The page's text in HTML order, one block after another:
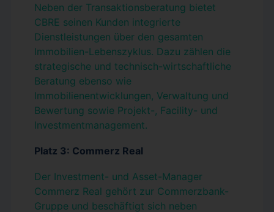
Neben der Transaktionsberatung bietet
CBRE seinen Kunden integrierte
Dienstleistungen über den gesamten
Immobilien-Lebenszyklus. Dazu zählen die
strategische und technisch-wirtschaftliche
Beratung ebenso wie
Immobilienentwicklungen, Verwaltung und
Bewertung sowie Projekt-, Facility- und
Investmentmanagement.
Platz 3: Commerz Real
Der Investment- und Asset-Manager
Commerz Real gehört zur Commerzbank-
Gruppe und beschäftigt sich neben